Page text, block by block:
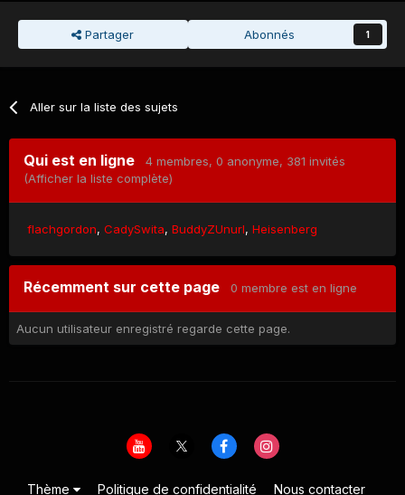
Partager Abonnés 1
Aller sur la liste des sujets
Qui est en ligne 4 membres, 0 anonyme, 381 invités
(Afficher la liste complète)
flachgordon CadySwita BuddyZUnurl Heisenberg
Récemment sur cette page 0 membre est en ligne
Aucun utilisateur enregistré regarde cette page.
Thème Politique de confidentialité Nous contacter